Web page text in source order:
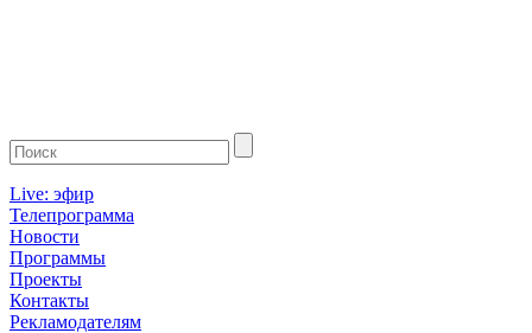
Live: эфир
Телепрограмма
Новости
Программы
Проекты
Контакты
Рекламодателям